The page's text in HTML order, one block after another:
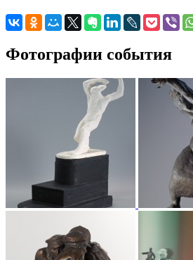
Фотографии события